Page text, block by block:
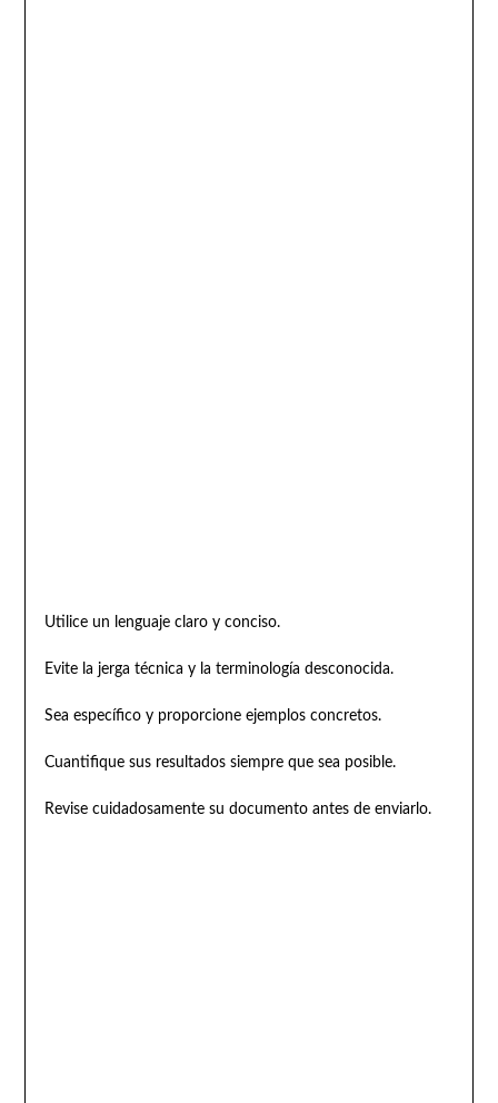
Utilice un lenguaje claro y conciso.
Evite la jerga técnica y la terminología desconocida.
Sea específico y proporcione ejemplos concretos.
Cuantifique sus resultados siempre que sea posible.
Revise cuidadosamente su documento antes de enviarlo.